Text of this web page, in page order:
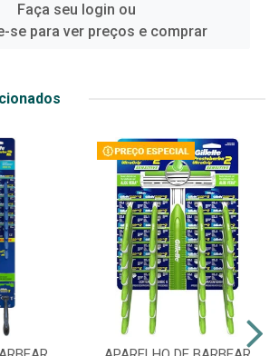
Faça seu login ou
se para ver preços e comprar